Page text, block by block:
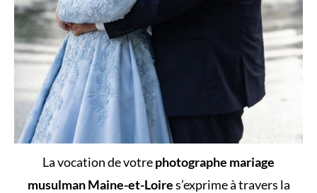
La vocation de votrephotographe mariage
musulman Maine-et-Loires’exprime à travers la